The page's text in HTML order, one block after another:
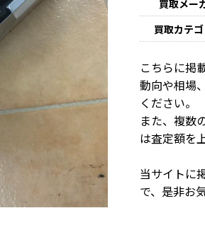
買取メー
買取カテ
こちらに掲
動向や相場
ください。
また、複数
は査定額を
当サイトに
で、是非お